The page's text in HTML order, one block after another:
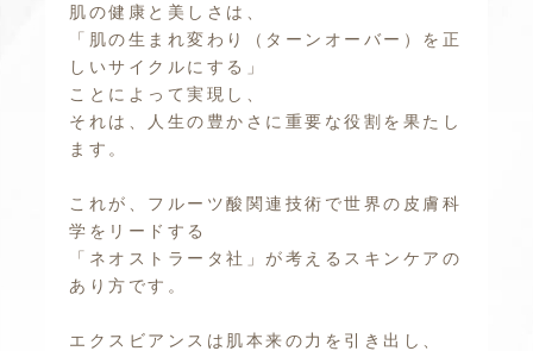
肌の健康と美しさは、
「肌の生まれ変わり（ターンオーバー）を正
しいサイクルにする」
ことによって実現し、
それは、人生の豊かさに重要な役割を果たし
ます。
これが、フルーツ酸関連技術で世界の皮膚科
学をリードする
「ネオストラータ社」が考えるスキンケアの
あり方です。
エクスビアンスは肌本来の力を引き出し、